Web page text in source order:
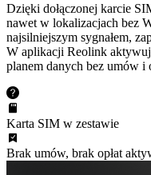
Dzięki dołączonej karcie
nawet w lokalizacjach bez
najsilniejszym sygnałem,
W aplikacji Reolink
planem danych bez umów i
Karta SIM w zestawie
Brak umów, brak opłat